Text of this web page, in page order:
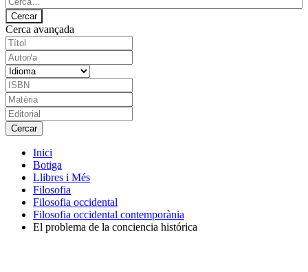
Cerca avançada
Inici
Botiga
Llibres i Més
Filosofia
Filosofia occidental
Filosofia occidental contemporània
El problema de la conciencia histórica